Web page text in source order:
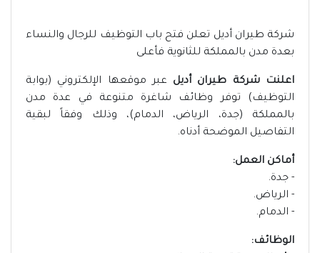
شركة طيران أديل تعلن فتح باب التوظيف للرجال والنساء
بعدة مدن بالمملكة للثانوية فأعلى
اعلنت شركة طيران أديل عبر موقعها الإلكتروني (بوابة
التوظيف) توفر وظائف شاغرة متنوعة في عدة مدن
بالمملكة (جدة، الرياض، الدمام)، وذلك وفقاً لبقية
التفاصيل الموضحة أدناه.
أماكن العمل:
- جدة.
- الرياض.
- الدمام.
الوظائف: